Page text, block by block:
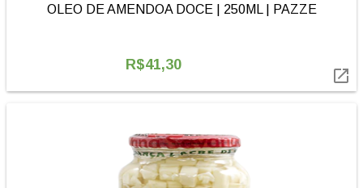
OLEO DE AMENDOA DOCE | 250ML | PAZZE
R$41,30
